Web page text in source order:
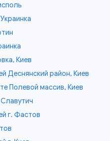
Киев
Деснянский район, Киев
Полевой массив, Киев
г. Фастов